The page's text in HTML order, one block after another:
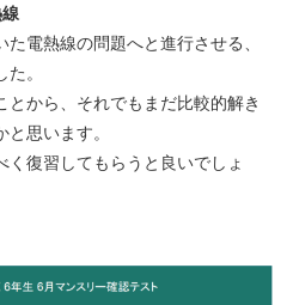
線
電熱線の問題へと進行させる、
。
とから、それでもまだ比較的解き
思います。
復習してもらうと良いでしょ